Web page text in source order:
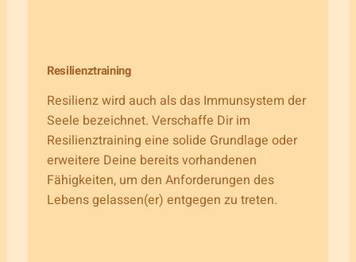
Resilienztraining
Resilienz wird auch als das Immunsystem der
Seele bezeichnet. Verschaffe Dir im
Resilienztraining eine solide Grundlage oder
erweitere Deine bereits vorhandenen
Fähigkeiten, um den Anforderungen des
Lebens gelassen(er) entgegen zu treten.